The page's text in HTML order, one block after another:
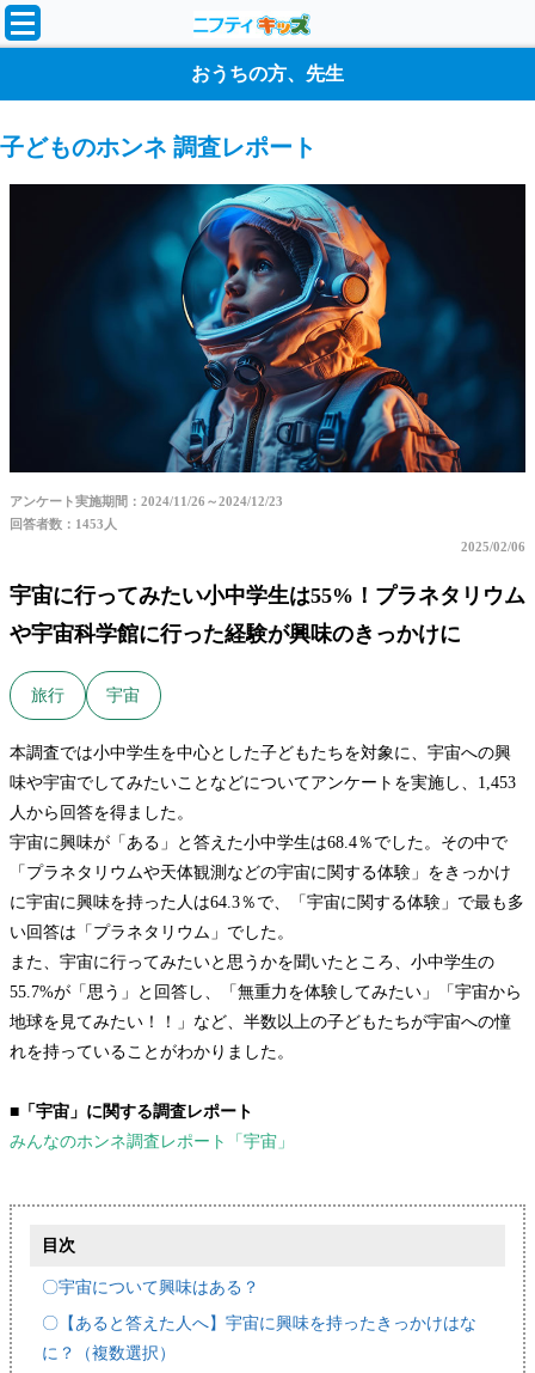
おうちの方、先生
子どものホンネ 調査レポート
アンケート実施期間：2024/11/26～2024/12/23
回答者数：1453人
2025/02/06
宇宙に行ってみたい小中学生は55%！プラネタリウム
や宇宙科学館に行った経験が興味のきっかけに
旅行 宇宙
本調査では小中学生を中心とした子どもたちを対象に、宇宙への興
味や宇宙でしてみたいことなどについてアンケートを実施し、1,453
人から回答を得ました。
宇宙に興味が「ある」と答えた小中学生は68.4％でした。その中で
「プラネタリウムや天体観測などの宇宙に関する体験」をきっかけ
に宇宙に興味を持った人は64.3％で、「宇宙に関する体験」で最も多
い回答は「プラネタリウム」でした。
また、宇宙に行ってみたいと思うかを聞いたところ、小中学生の
55.7%が「思う」と回答し、「無重力を体験してみたい」「宇宙から
地球を見てみたい！！」など、半数以上の子どもたちが宇宙への憧
れを持っていることがわかりました。
■「宇宙」に関する調査レポート
みんなのホンネ調査レポート「宇宙」
目次
〇宇宙について興味はある？
〇【あると答えた人へ】宇宙に興味を持ったきっかけはな
に？（複数選択）